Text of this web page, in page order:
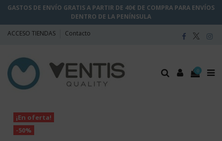
GASTOS DE ENVÍO GRATIS A PARTIR DE 40€ DE COMPRA PARA ENVÍOS
DENTRO DE LA PENÍNSULA
ACCESO TIENDAS Contacto
0
¡En oferta!
-50%